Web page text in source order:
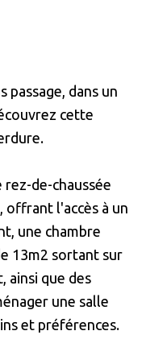
passage, dans un
cette
rez-de-chaussée
offrant l'accès à un
une chambre
13m2 sortant sur
ainsi que des
une salle
et préférences.